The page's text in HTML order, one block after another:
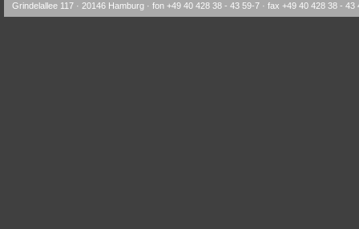
Grindelallee 117 · 20146 Hamburg · fon +49 40 428 38 - 43 59-7 · fax +49 40 428 38 - 43